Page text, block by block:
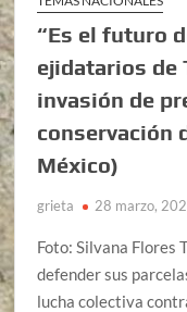
“Es el futuro
ejidatarios de
invasión de
conservación
México)
grieta 28 marzo,
Foto: Silvana Flores
defender sus
lucha colectiva